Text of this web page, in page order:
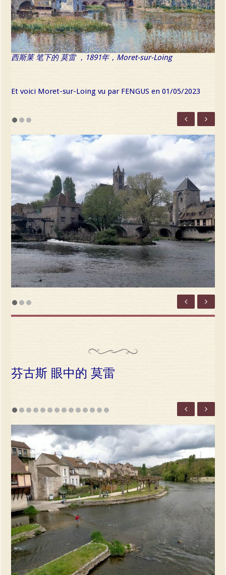
西斯莱 笔下的 莫雷 ，1891年，Moret-sur-Loing
Et voici Moret-sur-Loing vu par FENGUS en 01/05/2023
芬古斯 眼中的 莫雷